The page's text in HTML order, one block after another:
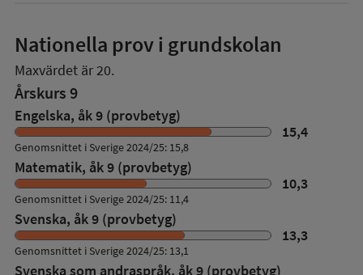
Nationella prov i grundskolan
Maxvärdet är 20.
Årskurs 9
Engelska, åk 9 (provbetyg)
15,4
Genomsnittet i Sverige 2024/25: 15,8
Matematik, åk 9 (provbetyg)
10,3
Genomsnittet i Sverige 2024/25: 11,4
Svenska, åk 9 (provbetyg)
13,3
Genomsnittet i Sverige 2024/25: 13,1
Svenska som andraspråk, åk 9 (provbetyg)